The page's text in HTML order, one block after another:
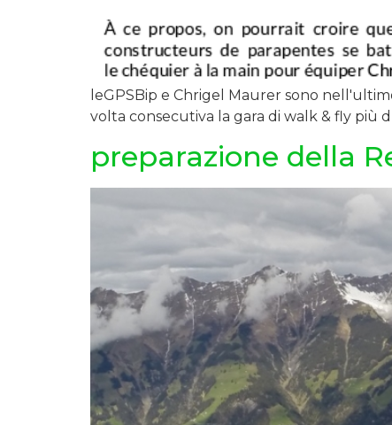
leGPSBip e Chrigel Maurer sono
volta consecutiva la gara di walk & fly più
preparazione della